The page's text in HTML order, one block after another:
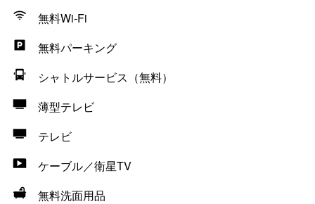
無料Wi-Fi
無料パーキング
シャトルサービス（無料）
薄型テレビ
テレビ
ケーブル／衛星TV
無料洗面用品